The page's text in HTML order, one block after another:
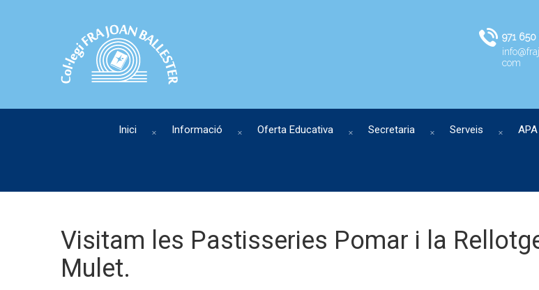
971 650
com
Inici Informació Oferta Educativa Secretaria Serveis APA
Visitam les Pastisseries Pomar i la
Mulet.